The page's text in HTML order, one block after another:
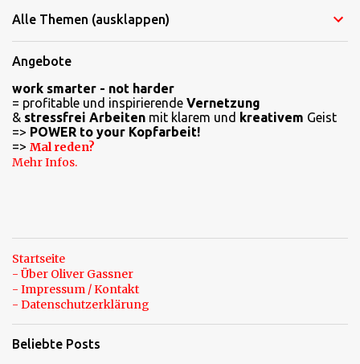
Alle Themen (ausklappen)
Angebote
work smarter - not harder
= profitable und inspirierende Vernetzung
& stressfrei Arbeiten mit klarem und kreativem Geist
=> POWER to your Kopfarbeit!
=> Mal reden?
Mehr Infos.
Startseite
- Über Oliver Gassner
- Impressum / Kontakt
- Datenschutzerklärung
Beliebte Posts